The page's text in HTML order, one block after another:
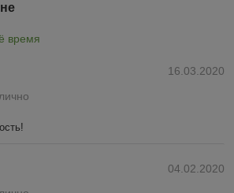
время
16.03.2020
04.02.2020